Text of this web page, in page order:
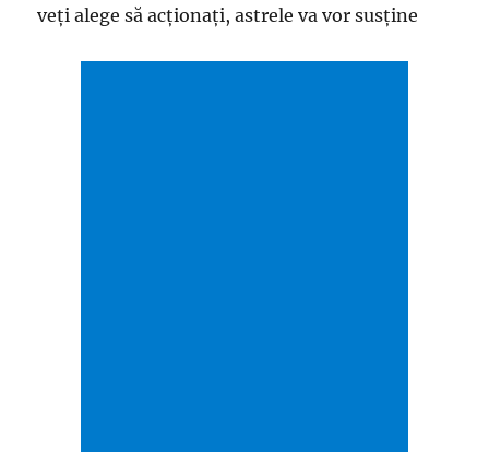
veți alege să acționați, astrele va vor susține